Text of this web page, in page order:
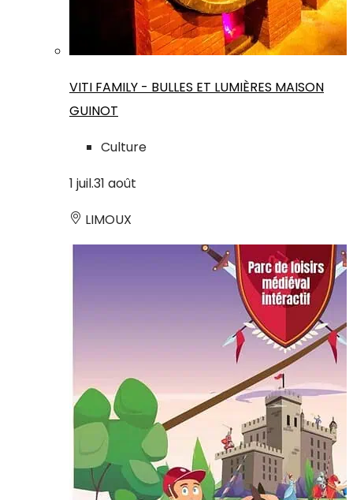
VITI FAMILY - BULLES ET LUMIÈRES MAISON
GUINOT
Culture
1 juil.31 août
LIMOUX